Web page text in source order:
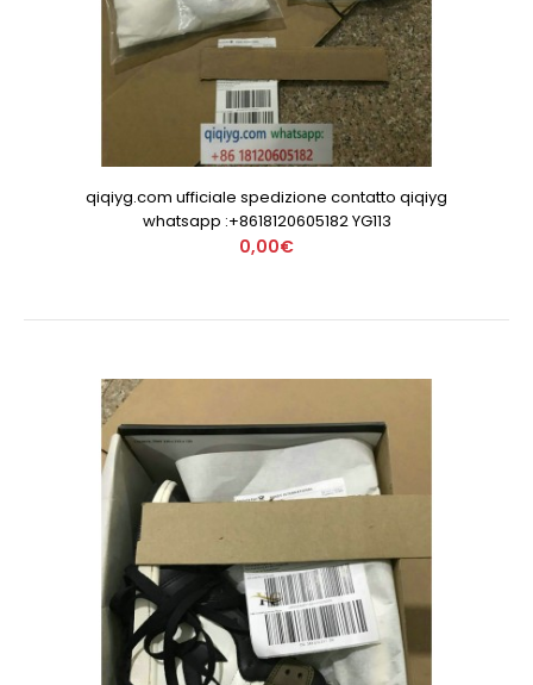
qiqiyg.com ufficiale spedizione contatto qiqiyg
whatsapp :+8618120605182 YG113
0,00€